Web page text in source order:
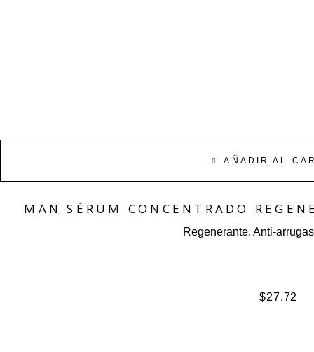
AÑADIR AL
MAN SÉRUM CONCENTRADO
Regenerante. Anti-
$27.72